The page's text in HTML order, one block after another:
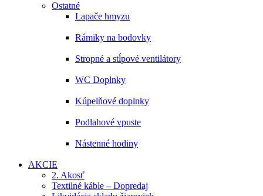
Ostatné
Lapače hmyzu
Rámiky na bodovky
Stropné a stĺpové ventilátory
WC Doplnky
Kúpelňové doplnky
Podlahové vpuste
Nástenné hodiny
AKCIE
2. Akosť
Textilné káble – Dopredaj